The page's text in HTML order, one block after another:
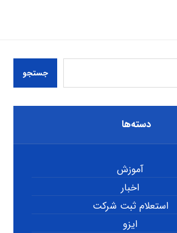
جستجو
دسته‌ها
آموزش
اخبار
استعلام ثبت شرکت
ایزو